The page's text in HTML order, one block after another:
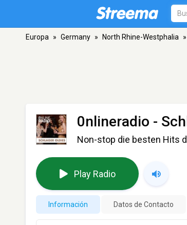
Europa » Germany » North Rhine-Westphalia »
0nlineradio -
Non-stop die besten Hits
Play Radio
Información Datos de Contacto